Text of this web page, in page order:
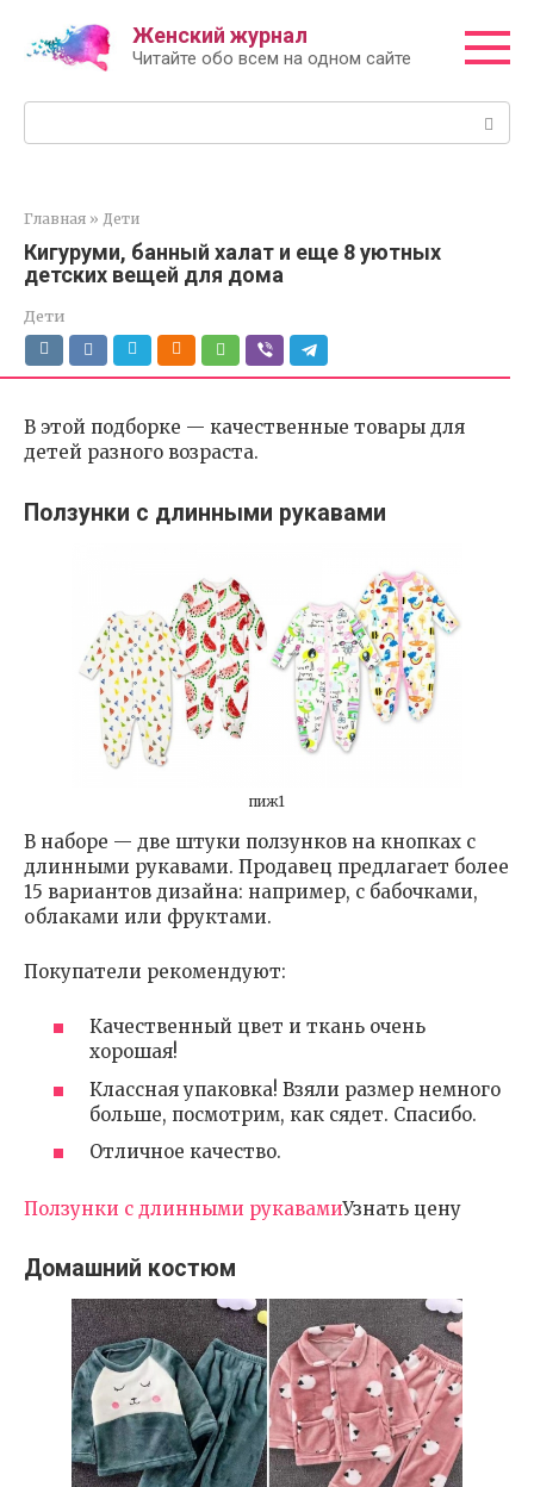
контенту
Женский журнал
Читайте обо всем на одном сайте
Главная » Дети
Кигуруми, банный халат и еще 8 уютных
детских вещей для дома
Дети
В этой подборке — качественные товары для
детей разного возраста.
Ползунки с длинными рукавами
пиж1
В наборе — две штуки ползунков на кнопках с
длинными рукавами. Продавец предлагает более
15 вариантов дизайна: например, с бабочками,
облаками или фруктами.
Покупатели рекомендуют:
Качественный цвет и ткань очень
хорошая!
Классная упаковка! Взяли размер немного
больше, посмотрим, как сядет. Спасибо.
Отличное качество.
Ползунки с длинными рукавамиУзнать цену
Домашний костюм